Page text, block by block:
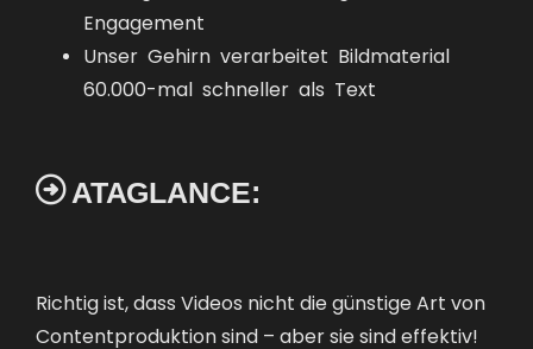
Engagement
Unser Gehirn verarbeitet Bildmaterial
60.000-mal schneller als Text
 AT A GLANCE:
Richtig ist, dass Videos nicht die günstige Art von
Contentproduktion sind – aber sie sind effektiv!